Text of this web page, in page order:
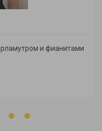
и фианитами